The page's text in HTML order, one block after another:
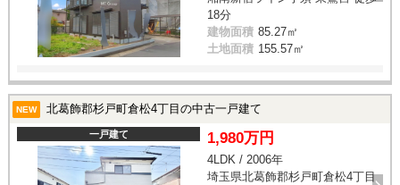
18分
建物面積 85.27㎡
土地面積 155.57㎡
NEW 北葛飾郡杉戸町倉松4丁目の中古一戸建て
一戸建て 1,980万円
4LDK / 2006年
埼玉県北葛飾郡杉戸町倉松4丁目